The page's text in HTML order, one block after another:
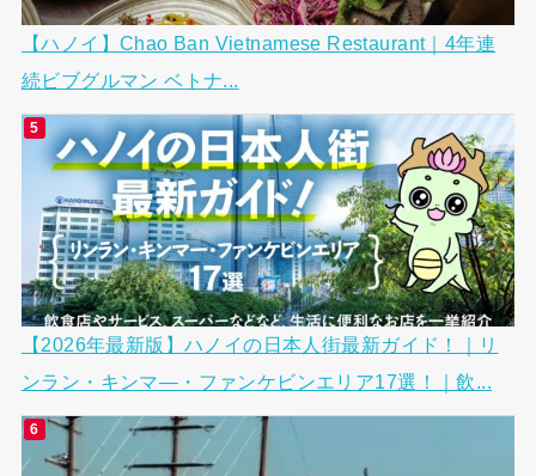
【ハノイ】Chao Ban Vietnamese Restaurant｜4年連
続ビブグルマン ベトナ...
【2026年最新版】ハノイの日本人街最新ガイド！｜リ
ンラン・キンマ―・ファンケビンエリア17選！｜飲...